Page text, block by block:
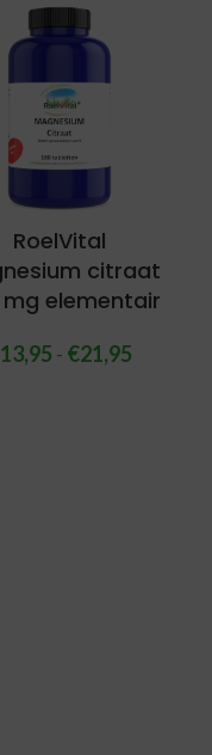
RoelVital
citraat
mg elementair
13,95 - €21,95